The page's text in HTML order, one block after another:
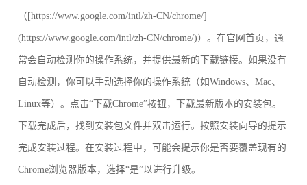
（[https://www.google.com/intl/zh-CN/chrome/]
(https://www.google.com/intl/zh-CN/chrome/)）。在官网首页，通
常会自动检测你的操作系统，并提供最新的下载链接。如果没有
自动检测，你可以手动选择你的操作系统（如Windows、Mac、
Linux等）。点击“下载Chrome”按钮，下载最新版本的安装包。
下载完成后，找到安装包文件并双击运行。按照安装向导的提示
完成安装过程。在安装过程中，可能会提示你是否要覆盖现有的
Chrome浏览器版本，选择“是”以进行升级。